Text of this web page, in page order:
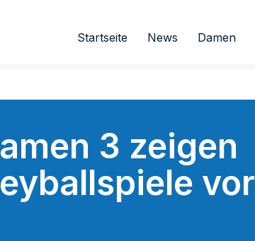
Startseite News Damen
3 zeigen
vor